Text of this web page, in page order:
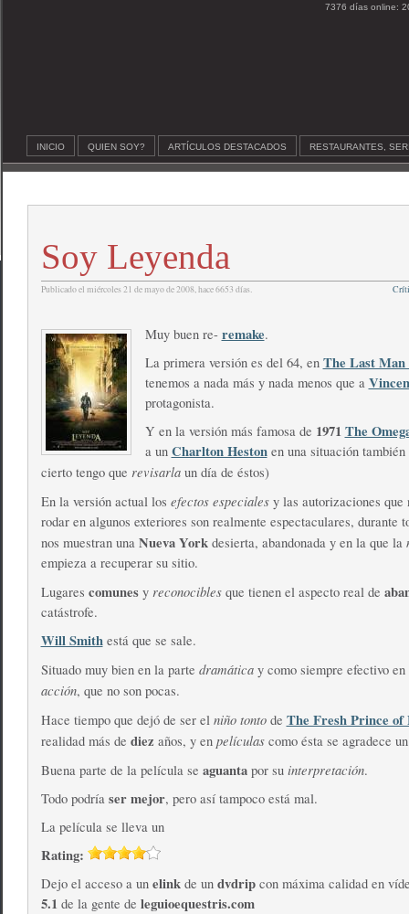
7376 días online:
INICIO QUIEN SOY? ARTÍCULOS DESTACADOS RESTAURANTES,
Soy Leyenda
Publicado el miércoles 21 de mayo de 2008, hace 6653 días.
Muy buen re- remake.
La primera versión es del 64, en The Last
tenemos a nada más y nada menos que a
protagonista.
Y en la versión más famosa de 1971 The
a un Charlton Hestonen una situación
cierto tengo que revisarla un día de éstos)
En la versión actual los efectos especialesy las autorizaciones que
rodar en algunos exteriores son realmente espectaculares, durante
nos muestran una Nueva Yorkdesierta, abandonada y en la que la
empieza a recuperar su sitio.
Lugares comunes y reconocibles que tienen el aspecto real de
catástrofe.
Will Smithestá que se sale.
Situado muy bien en la parte dramática y como siempre efectivo en
acción, que no son pocas.
Hace tiempo que dejó de ser el niño tontode The Fresh Prince
realidad más de diez años, y en películas como ésta se agradece
Buena parte de la película se aguanta por su interpretación.
Todo podría ser mejor, pero así tampoco está mal.
La película se lleva un
Rating:
Dejo el acceso a un elink de un dvdrip con máxima calidad en
5.1de la gente de leguioequestris.com